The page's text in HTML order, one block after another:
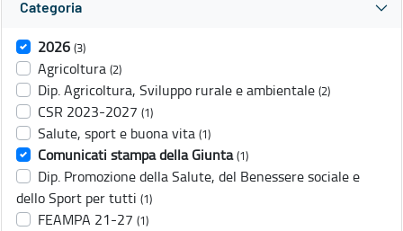
Categoria
2026 (3)
Agricoltura (2)
Dip. Agricoltura, Sviluppo rurale e ambientale (2)
CSR 2023-2027 (1)
Salute, sport e buona vita (1)
Comunicati stampa della Giunta (1)
Dip. Promozione della Salute, del Benessere sociale e
dello Sport per tutti (1)
FEAMPA 21-27 (1)